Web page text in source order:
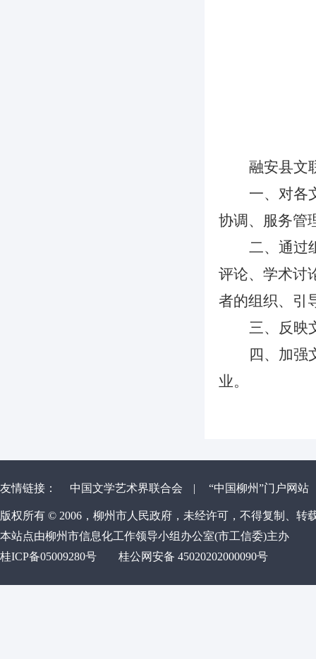
融安县文
一、 对各
协调、服务管
二、 通过
评论、学术讨
者的组织、引
三、 反映
四、 加强
业。
友情链接： 中国文学艺术界联合会 | “中国柳州”门户网站
版权所有 © 2006，柳州市人民政府，未经许可，不得复制、转
本站点由柳州市信息化工作领导小组办公室(市工信委)主办
桂ICP备05009280号
桂公网安备 45020202000090号